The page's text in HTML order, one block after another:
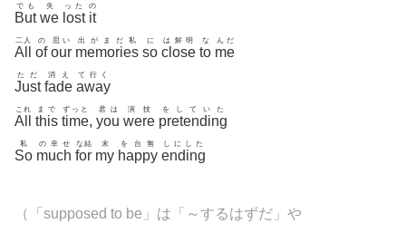
But
でも
we
失
lost
った
it
の
All
二人
of
の
our
思い
memories
出がまだ私
so
に
close
は鮮明
to
な
me
んだ
Just
ただ
fade
消え
away
て行く
All
これ
this
まで
time
ずっと
, you
君は
were
演技
pretending
をしていた
So
私
much
の幸せ
for
な結
my
末
happy
を台無
ending
しにした
（「supposed to be」は「～するはずだ」や